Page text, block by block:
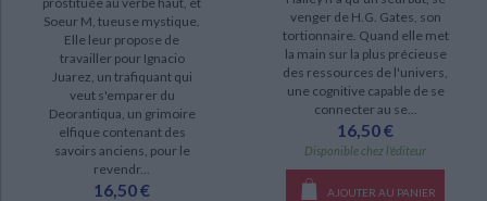
Soeur M, tueuse mystique.
Elle leur propose de
travailler pour Ignacio
Juarez, un trafiquant qui
veut s'emparer du
Deorantiqua, un grimoire
elfique contenant des
savoirs anciens, pour le
revendr...
16,50 €
venger de H.G. Gates, son
tortionnaire. Quand elle met
la main sur la plus précieuse
des ressources de l'univers,
une cognitive capable de se
connecter au se...
16,50 €
Disponible chez l'éditeur
AJOUTER AU PANIER